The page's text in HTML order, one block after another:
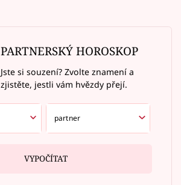
PARTNERSKÝ HOROSKOP
Jste si souzení? Zvolte znamení a
zjistěte, jestli vám hvězdy přejí.
VYPOČÍTAT